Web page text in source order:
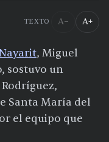
TEXTO A− A+
, Miguel
sostuvo un
Santa María del
el equipo que